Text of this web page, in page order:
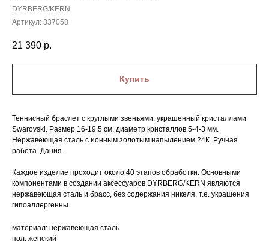
DYRBERG/KERN
Артикул: 337058
21 390 р.
Купить
Теннисный браслет с круглыми звеньями, украшенный кристаллами
Swarovski. Размер 16-19.5 см, диаметр кристаллов 5-4-3 мм.
Нержавеющая сталь с ионным золотым напылением 24К. Ручная
работа. Дания.
Каждое изделие проходит около 40 этапов обработки. Основными
компонентами в создании аксессуаров DYRBERG/KERN являются
нержавеющая сталь и брасс, без содержания никеля, т.е. украшения
гипоаллергенны.
материал: нержавеющая сталь
пол: женский